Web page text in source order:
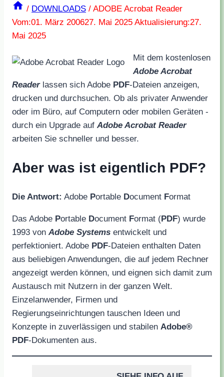
/ DOWNLOADS / ADOBE Acrobat Reader
Vom:01. März 200627. Mai 2025 Aktualisierung:27.
Mai 2025
Mit dem kostenlosen
Adobe Acrobat
Readerlassen sich Adobe PDF-Dateien anzeigen,
drucken und durchsuchen. Ob als privater Anwender
oder im Büro, auf Computern oder mobilen Geräten -
durch ein Upgrade auf Adobe Acrobat Reader
arbeiten Sie schneller und besser.
Aber was ist eigentlich PDF?
Die Antwort: Adobe Portable Document Format
Das Adobe Portable Document Format (PDF) wurde
1993 von Adobe Systems entwickelt und
perfektioniert. Adobe PDF-Dateien enthalten Daten
aus beliebigen Anwendungen, die auf jedem Rechner
angezeigt werden können, und eignen sich damit zum
Austausch mit Nutzern in der ganzen Welt.
Einzelanwender, Firmen und
Regierungseinrichtungen tauschen Ideen und
Konzepte in zuverlässigen und stabilen Adobe®
PDF-Dokumenten aus.